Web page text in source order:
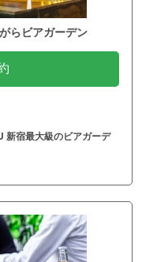
らビアガーデン
新宿最大級のビアガーデ